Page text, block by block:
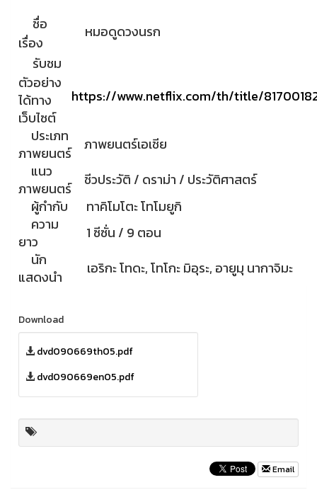
ชื่อ
เรื่อง
หมอดูดวงนรก
รับชม
ตัวอย่าง
ได้ทาง
เว็บไซต์
https://www.netflix.com/th/title/
ประเภท
ภาพยนตร์
ภาพยนตร์เอเชีย
แนว
ภาพยนตร์
ชีวประวัติ / ดราม่า / ประวัติศาสตร์
ผู้กำกับ
ทาคิโมโตะ โทโมยูกิ
ความ
ยาว
1 ซีซั่น / 9 ตอน
นัก
แสดงนำ
เอริกะ โทดะ, โทโกะ มิอุระ, อายูมุ นากาจิมะ
Download
dvd090669th05.pdf
dvd090669en05.pdf
Email